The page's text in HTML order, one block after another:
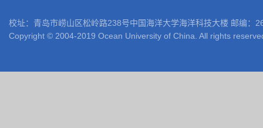
校址：青岛市崂山区松岭路238号中国海洋大学海洋科技大楼 邮编
Copyright © 2004-2019 Ocean University of China. All rights